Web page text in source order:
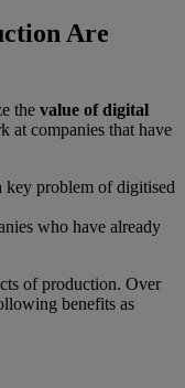
Are
the value of digital
at companies that have
key problem of digitised
who have already
of production. Over
benefits as